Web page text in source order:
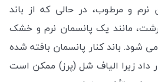
نرم و مرطوب، در حالی که از باند
مانند یک پانسمان نرم و خشک
شود. باند کنار پانسمان بافته شده
داد زیرا الیاف شل (پرز) ممکن است